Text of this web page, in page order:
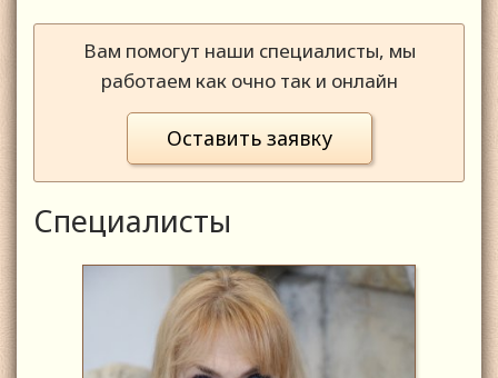
Вам помогут наши специалисты, мы
работаем как очно так и онлайн
Оставить заявку
Специалисты